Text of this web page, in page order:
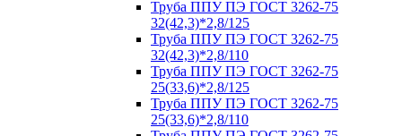
Труба ППУ ПЭ ГОСТ 3262-75
32(42,3)*2,8/125
Труба ППУ ПЭ ГОСТ 3262-75
32(42,3)*2,8/110
Труба ППУ ПЭ ГОСТ 3262-75
25(33,6)*2,8/125
Труба ППУ ПЭ ГОСТ 3262-75
25(33,6)*2,8/110